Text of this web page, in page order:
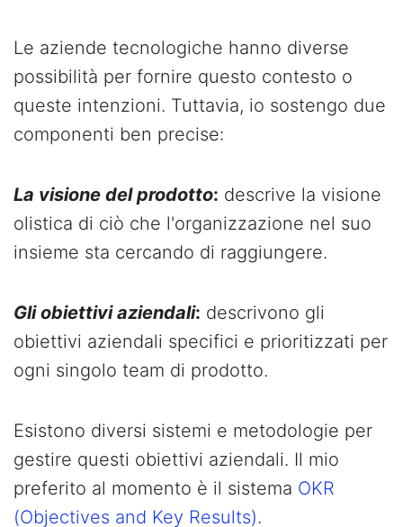
Le aziende tecnologiche hanno diverse
possibilità per fornire questo contesto o
queste intenzioni. Tuttavia, io sostengo due
componenti ben precise:
La visione del prodotto: descrive la visione
olistica di ciò che l'organizzazione nel suo
insieme sta cercando di raggiungere.
Gli obiettivi aziendali: descrivono gli
obiettivi aziendali specifici e prioritizzati per
ogni singolo team di prodotto.
Esistono diversi sistemi e metodologie per
gestire questi obiettivi aziendali. Il mio
preferito al momento è il sistema OKR
(Objectives and Key Results).